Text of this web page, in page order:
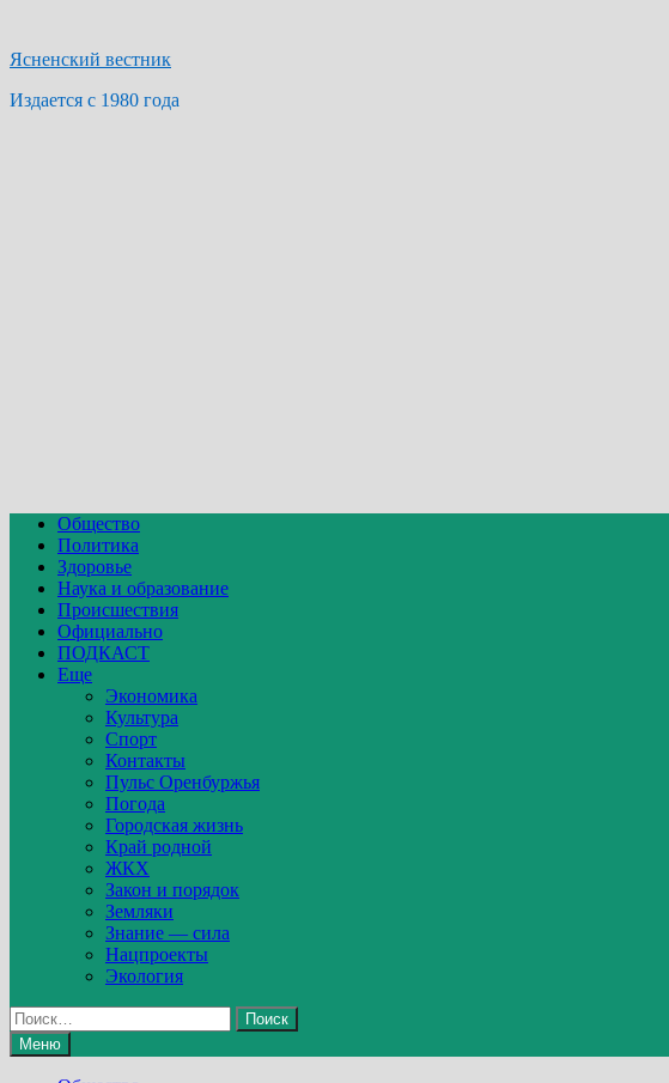
Ясненский вестник
Издается с 1980 года
Общество
Политика
Здоровье
Наука и образование
Происшествия
Официально
ПОДКАСТ
Еще
Экономика
Культура
Спорт
Контакты
Пульс Оренбуржья
Погода
Городская жизнь
Край родной
ЖКХ
Закон и порядок
Земляки
Знание — сила
Нацпроекты
Экология
Найти:
Меню